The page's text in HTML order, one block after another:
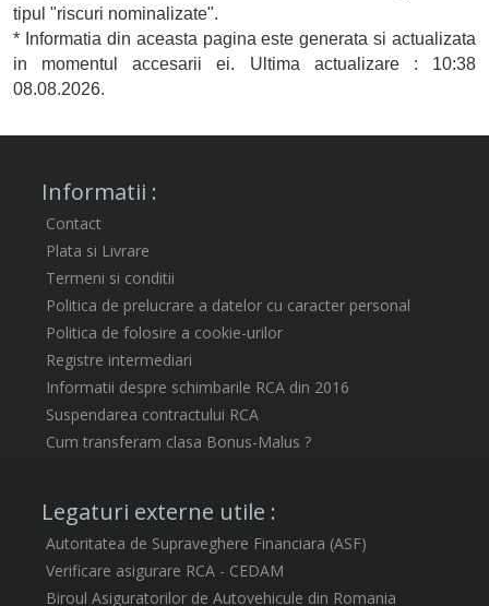
tipul "riscuri nominalizate".
* Informatia din aceasta pagina este generata si actualizata
in momentul accesarii ei. Ultima actualizare : 10:38
08.08.2026.
Informatii :
Contact
Plata si Livrare
Termeni si conditii
Politica de prelucrare a datelor cu caracter personal
Politica de folosire a cookie-urilor
Registre intermediari
Informatii despre schimbarile RCA din 2016
Suspendarea contractului RCA
Cum transferam clasa Bonus-Malus ?
Legaturi externe utile :
Autoritatea de Supraveghere Financiara (ASF)
Verificare asigurare RCA - CEDAM
Biroul Asiguratorilor de Autovehicule din Romania